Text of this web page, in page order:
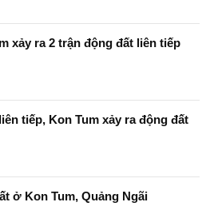
xảy ra 2 trận động đất liên tiếp
tiếp, Kon Tum xảy ra động đất
ở Kon Tum, Quảng Ngãi